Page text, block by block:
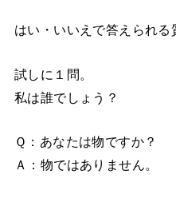
はい・いいえで答えられる
試しに１問。
私は誰でしょう？
Ｑ：あなたは物ですか？
Ａ：物ではありません。